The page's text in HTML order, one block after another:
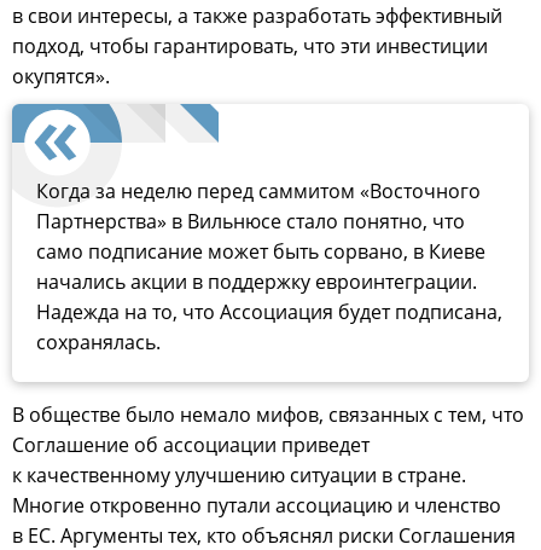
в свои интересы, а также разработать эффективный
подход, чтобы гарантировать, что эти инвестиции
окупятся».
Когда за неделю перед саммитом «Восточного
Партнерства» в Вильнюсе стало понятно, что
само подписание может быть сорвано, в Киеве
начались акции в поддержку евроинтеграции.
Надежда на то, что Ассоциация будет подписана,
сохранялась.
В обществе было немало мифов, связанных с тем, что
Соглашение об ассоциации приведет
к качественному улучшению ситуации в стране.
Многие откровенно путали ассоциацию и членство
в ЕС. Аргументы тех, кто объяснял риски Соглашения